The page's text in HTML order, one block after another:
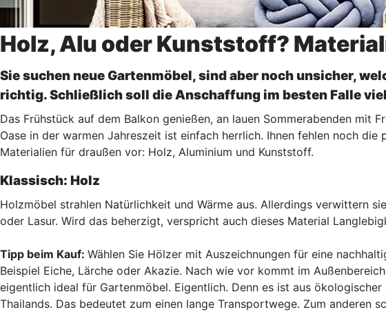
Holz, Alu oder Kunststoff?
Sie suchen neue Gartenmöbel, sind aber noch unsicher,
richtig. Schließlich soll die Anschaffung im besten Falle
Das Frühstück auf dem Balkon genießen, an lauen Sommerabenden mit
Oase in der warmen Jahreszeit ist einfach herrlich. Ihnen fehlen noch
Materialien für draußen vor: Holz, Aluminium und Kunststoff.
Klassisch: Holz
Holzmöbel strahlen Natürlichkeit und Wärme aus. Allerdings verwittern
oder Lasur. Wird das beherzigt, verspricht auch dieses Material
Tipp beim Kauf: Wählen Sie Hölzer mit Auszeichnungen für eine
Beispiel Eiche, Lärche oder Akazie. Nach wie vor kommt im
eigentlich ideal für Gartenmöbel. Eigentlich. Denn es ist aus
Thailands. Das bedeutet zum einen lange Transportwege. Zum anderen